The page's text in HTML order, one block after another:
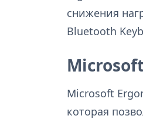
снижения
Bluetooth
Microsoft
которая